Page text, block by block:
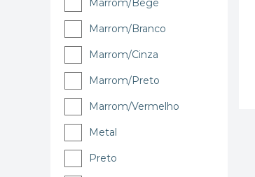
Marrom/Bege
Marrom/Branco
Marrom/Cinza
Marrom/Preto
Marrom/Vermelho
Metal
Preto